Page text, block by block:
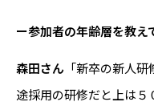
ー参加者の年齢層を教え
森田さん 「新卒の新人
途採用の研修だと上は５